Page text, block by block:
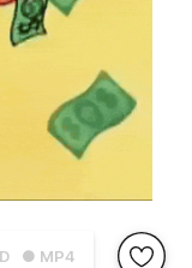
● MP4